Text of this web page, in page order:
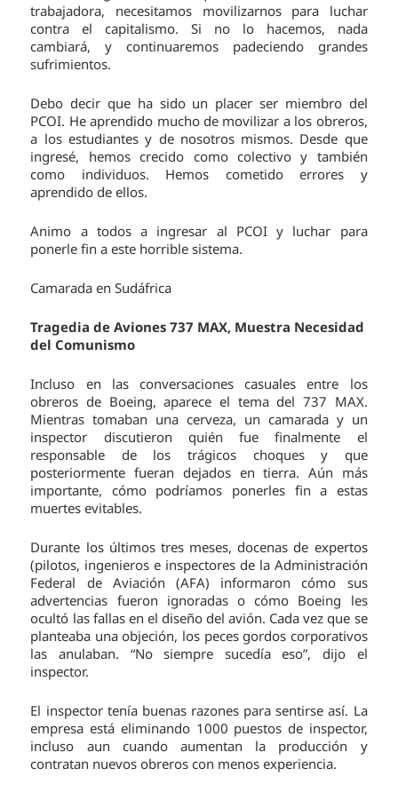
trabajadora, necesitamos movilizarnos para luchar
contra el capitalismo. Si no lo hacemos, nada
cambiará, y continuaremos padeciendo grandes
sufrimientos.
Debo decir que ha sido un placer ser miembro del
PCOI. He aprendido mucho de movilizar a los obreros,
a los estudiantes y de nosotros mismos. Desde que
ingresé, hemos crecido como colectivo y también
como individuos. Hemos cometido errores y
aprendido de ellos.
Animo a todos a ingresar al PCOI y luchar para
ponerle fin a este horrible sistema.
Camarada en Sudáfrica
Tragedia de Aviones 737 MAX, Muestra Necesidad
del Comunismo
Incluso en las conversaciones casuales entre los
obreros de Boeing, aparece el tema del 737 MAX.
Mientras tomaban una cerveza, un camarada y un
inspector discutieron quién fue finalmente el
responsable de los trágicos choques y que
posteriormente fueran dejados en tierra. Aún más
importante, cómo podríamos ponerles fin a estas
muertes evitables.
Durante los últimos tres meses, docenas de expertos
(pilotos, ingenieros e inspectores de la Administración
Federal de Aviación (AFA) informaron cómo sus
advertencias fueron ignoradas o cómo Boeing les
ocultó las fallas en el diseño del avión. Cada vez que se
planteaba una objeción, los peces gordos corporativos
las anulaban. “No siempre sucedía eso”, dijo el
inspector.
El inspector tenía buenas razones para sentirse así. La
empresa está eliminando 1000 puestos de inspector,
incluso aun cuando aumentan la producción y
contratan nuevos obreros con menos experiencia.